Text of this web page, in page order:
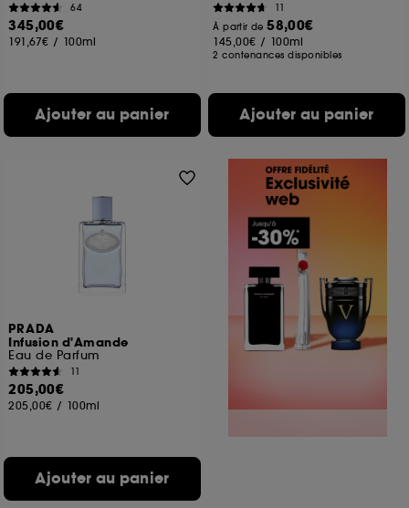
64
345,00€
191,67€ / 100ml
Ajouter au panier
11
À partir de58,00€
145,00€ / 100ml
2 contenances disponibles
Ajouter au panier
PRADA
Infusion d'Amande
Eau de Parfum
11
205,00€
205,00€ / 100ml
Ajouter au panier